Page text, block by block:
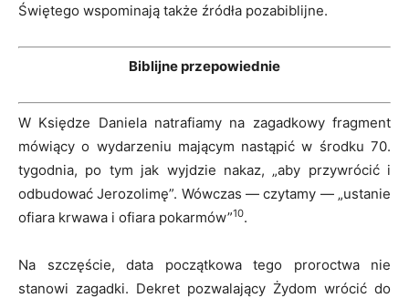
Świętego wspominają także źródła pozabiblijne.
Biblijne przepowiednie
W Księdze Daniela natrafiamy na zagadkowy fragment
mówiący o wydarzeniu mającym nastąpić w środku 70.
tygodnia, po tym jak wyjdzie nakaz, „aby przywrócić i
odbudować Jerozolimę”. Wówczas — czytamy — „ustanie
ofiara krwawa i ofiara pokarmów”10.
Na szczęście, data początkowa tego proroctwa nie
stanowi zagadki. Dekret pozwalający Żydom wrócić do